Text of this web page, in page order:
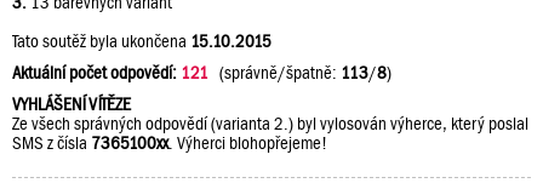
Tato soutěž byla ukončena 15.10.2015
Aktuální počet odpovědí: 121 (správně/špatně: 113/8)
VYHLÁŠENÍ VÍTĚZE
Ze všech správných odpovědí (varianta 2.) byl vylosován výherce, který poslal
SMS z čísla 7365100xx. Výherci blohopřejeme!